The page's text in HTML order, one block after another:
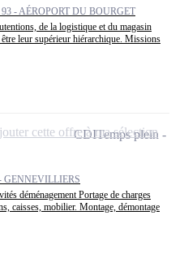
93 - AÉROPORT DU BOURGET
de la logistique et du magasin
leur supérieur hiérarchique. Missions
GENNEVILLIERS
déménagement Portage de charges
caisses, mobilier. Montage, démontage
CDITemps plein
cette offre à ma sélection